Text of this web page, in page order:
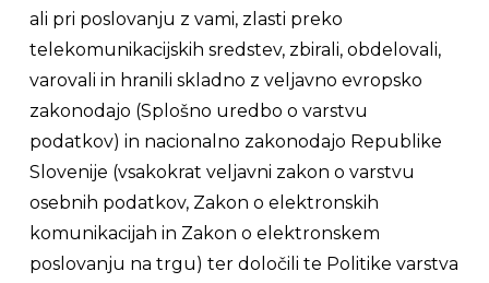
ali pri poslovanju z vami, zlasti preko
telekomunikacijskih sredstev, zbirali, obdelovali,
varovali in hranili skladno z veljavno evropsko
zakonodajo (Splošno uredbo o varstvu
podatkov) in nacionalno zakonodajo Republike
Slovenije (vsakokrat veljavni zakon o varstvu
osebnih podatkov, Zakon o elektronskih
komunikacijah in Zakon o elektronskem
poslovanju na trgu) ter določili te Politike varstva